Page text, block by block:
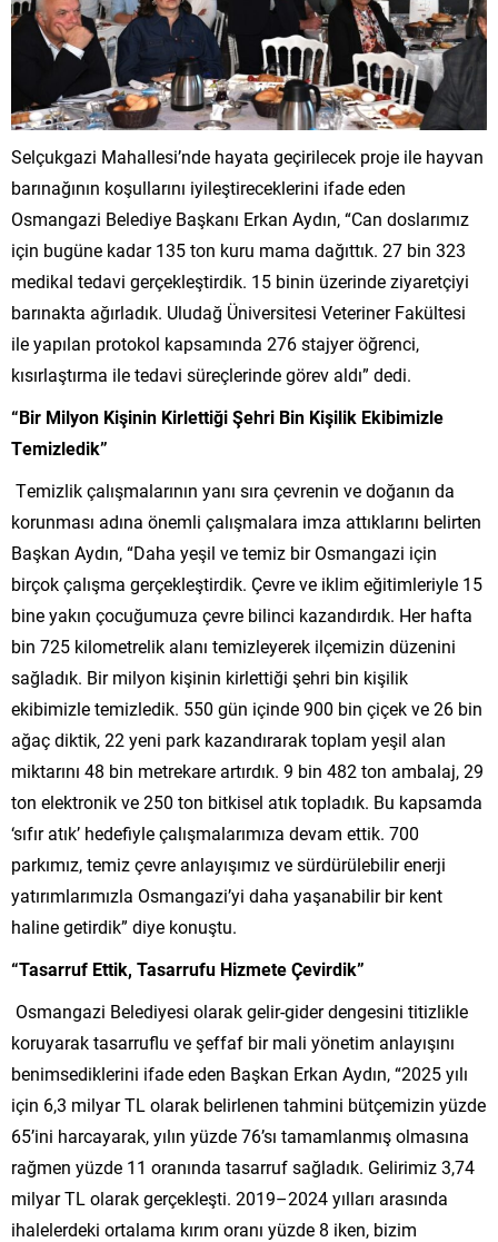
Selçukgazi Mahallesi’nde hayata geçirilecek proje ile hayvan
barınağının koşullarını iyileştireceklerini ifade eden
Osmangazi Belediye Başkanı Erkan Aydın, “Can doslarımız
için bugüne kadar 135 ton kuru mama dağıttık. 27 bin 323
medikal tedavi gerçekleştirdik. 15 binin üzerinde ziyaretçiyi
barınakta ağırladık. Uludağ Üniversitesi Veteriner Fakültesi
ile yapılan protokol kapsamında 276 stajyer öğrenci,
kısırlaştırma ile tedavi süreçlerinde görev aldı” dedi.
“Bir Milyon Kişinin Kirlettiği Şehri Bin Kişilik Ekibimizle
Temizledik”
Temizlik çalışmalarının yanı sıra çevrenin ve doğanın da
korunması adına önemli çalışmalara imza attıklarını belirten
Başkan Aydın, “Daha yeşil ve temiz bir Osmangazi için
birçok çalışma gerçekleştirdik. Çevre ve iklim eğitimleriyle 15
bine yakın çocuğumuza çevre bilinci kazandırdık. Her hafta
bin 725 kilometrelik alanı temizleyerek ilçemizin düzenini
sağladık. Bir milyon kişinin kirlettiği şehri bin kişilik
ekibimizle temizledik. 550 gün içinde 900 bin çiçek ve 26 bin
ağaç diktik, 22 yeni park kazandırarak toplam yeşil alan
miktarını 48 bin metrekare artırdık. 9 bin 482 ton ambalaj, 29
ton elektronik ve 250 ton bitkisel atık topladık. Bu kapsamda
‘sıfır atık’ hedefiyle çalışmalarımıza devam ettik. 700
parkımız, temiz çevre anlayışımız ve sürdürülebilir enerji
yatırımlarımızla Osmangazi’yi daha yaşanabilir bir kent
haline getirdik” diye konuştu.
“Tasarruf Ettik, Tasarrufu Hizmete Çevirdik”
Osmangazi Belediyesi olarak gelir-gider dengesini titizlikle
koruyarak tasarruflu ve şeffaf bir mali yönetim anlayışını
benimsediklerini ifade eden Başkan Erkan Aydın, “2025 yılı
için 6,3 milyar TL olarak belirlenen tahmini bütçemizin yüzde
65’ini harcayarak, yılın yüzde 76’sı tamamlanmış olmasına
rağmen yüzde 11 oranında tasarruf sağladık. Gelirimiz 3,74
milyar TL olarak gerçekleşti. 2019–2024 yılları arasında
ihalelerdeki ortalama kırım oranı yüzde 8 iken, bizim